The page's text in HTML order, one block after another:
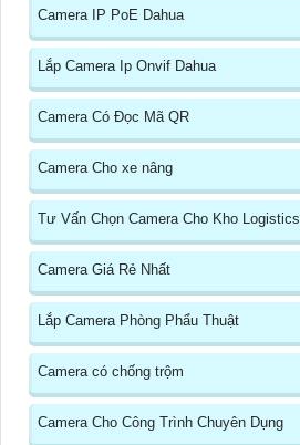
Camera IP PoE Dahua
Lắp Camera Ip Onvif Dahua
Camera Có Đọc Mã QR
Camera Cho xe nâng
Tư Vấn Chọn Camera Cho Kho Logistics
Camera Giá Rẻ Nhất
Lắp Camera Phòng Phẩu Thuật
Camera có chống trộm
Camera Cho Công Trình Chuyên Dụng